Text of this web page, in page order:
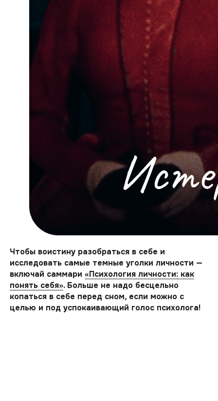
Чтобы воистину разобраться в себе и
исследовать самые темные уголки личности —
включай саммари «Психология личности: как
понять себя». Больше не надо бесцельно
копаться в себе перед сном, если можно с
целью и под успокаивающий голос психолога!